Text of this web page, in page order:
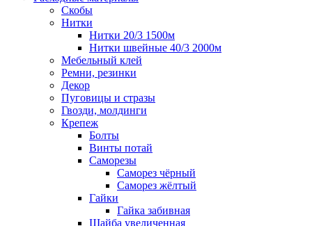
Скобы
Нитки
Нитки 20/3 1500м
Нитки швейные 40/3 2000м
Мебельный клей
Ремни, резинки
Декор
Пуговицы и стразы
Гвозди, молдинги
Крепеж
Болты
Винты потай
Саморезы
Саморез чёрный
Саморез жёлтый
Гайки
Гайка забивная
Шайба увеличенная